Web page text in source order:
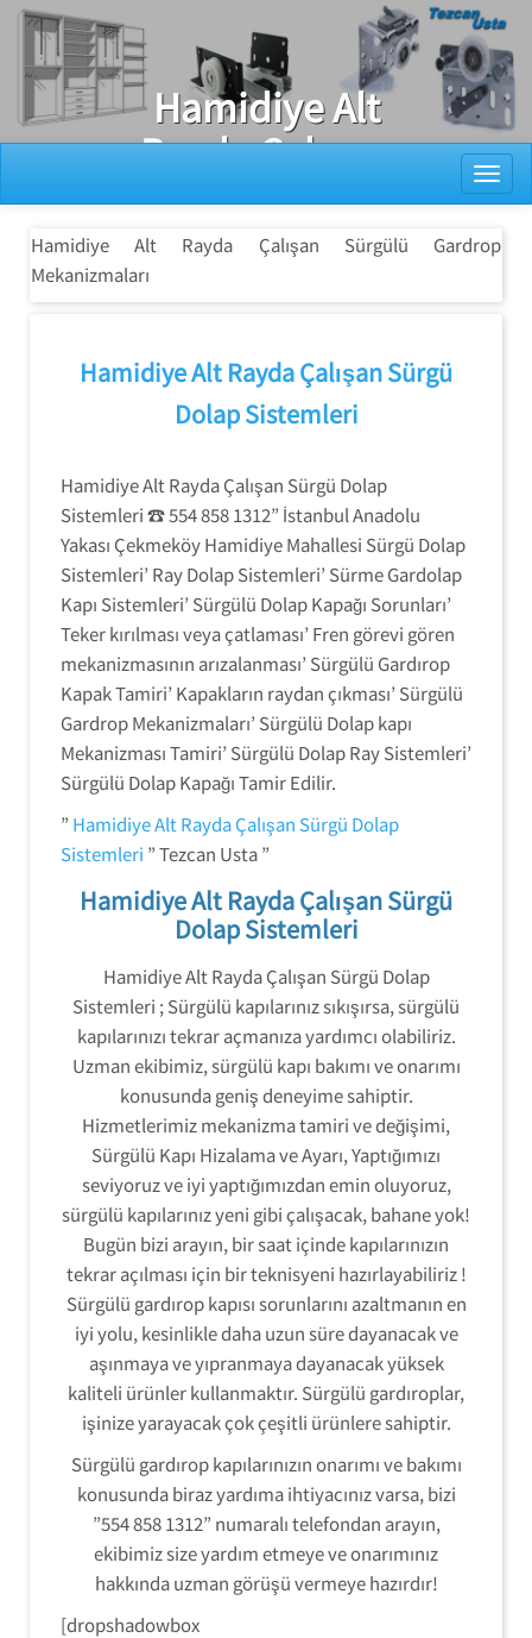
Ray Dolap Tamiri
Hamidiye Alt
Rayda Çalışan
Sürgülü
Gardrop
Mekanizmaları
Hamidiye Alt Rayda Çalışan Sürgülü Gardrop
Mekanizmaları
Hamidiye Alt Rayda Çalışan Sürgü
Dolap Sistemleri
Hamidiye Alt Rayda Çalışan Sürgü Dolap
Sistemleri ☎ 554 858 1312” İstanbul Anadolu
Yakası Çekmeköy Hamidiye Mahallesi Sürgü Dolap
Sistemleri’ Ray Dolap Sistemleri’ Sürme Gardolap
Kapı Sistemleri’ Sürgülü Dolap Kapağı Sorunları’
Teker kırılması veya çatlaması’ Fren görevi gören
mekanizmasının arızalanması’ Sürgülü Gardırop
Kapak Tamiri’ Kapakların raydan çıkması’ Sürgülü
Gardrop Mekanizmaları’ Sürgülü Dolap kapı
Mekanizması Tamiri’ Sürgülü Dolap Ray Sistemleri’
Sürgülü Dolap Kapağı Tamir Edilir.
” Hamidiye Alt Rayda Çalışan Sürgü Dolap
Sistemleri ” Tezcan Usta ”
Hamidiye Alt Rayda Çalışan Sürgü
Dolap Sistemleri
Hamidiye Alt Rayda Çalışan Sürgü Dolap
Sistemleri ; Sürgülü kapılarınız sıkışırsa, sürgülü
kapılarınızı tekrar açmanıza yardımcı olabiliriz.
Uzman ekibimiz, sürgülü kapı bakımı ve onarımı
konusunda geniş deneyime sahiptir.
Hizmetlerimiz mekanizma tamiri ve değişimi,
Sürgülü Kapı Hizalama ve Ayarı, Yaptığımızı
seviyoruz ve iyi yaptığımızdan emin oluyoruz,
sürgülü kapılarınız yeni gibi çalışacak, bahane yok!
Bugün bizi arayın, bir saat içinde kapılarınızın
tekrar açılması için bir teknisyeni hazırlayabiliriz !
Sürgülü gardırop kapısı sorunlarını azaltmanın en
iyi yolu, kesinlikle daha uzun süre dayanacak ve
aşınmaya ve yıpranmaya dayanacak yüksek
kaliteli ürünler kullanmaktır. Sürgülü gardıroplar,
işinize yarayacak çok çeşitli ürünlere sahiptir.
Sürgülü gardırop kapılarınızın onarımı ve bakımı
konusunda biraz yardıma ihtiyacınız varsa, bizi
”554 858 1312” numaralı telefondan arayın,
ekibimiz size yardım etmeye ve onarımınız
hakkında uzman görüşü vermeye hazırdır!
[dropshadowbox